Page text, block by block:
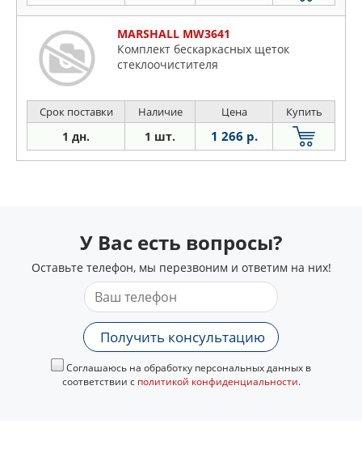
MARSHALL MW3641
Комплект бескаркасных щеток
стеклоочистителя
Срок поставки Наличие Цена Купить
1 дн. 1 шт. 1 266 р.
У Вас есть вопросы?
Оставьте телефон, мы перезвоним и ответим на них!
Получить консультацию
Соглашаюсь на обработку персональных данных в
соответствии с политикой конфиденциальности.